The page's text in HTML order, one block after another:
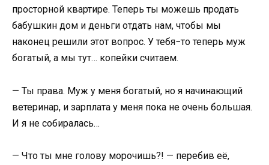
просторной квартире. Теперь ты можешь продать
бабушкин дом и деньги отдать нам, чтобы мы
наконец решили этот вопрос. У тебя−то теперь муж
богатый, а мы тут… копейки считаем.
— Ты права. Муж у меня богатый, но я начинающий
ветеринар, и зарплата у меня пока не очень большая.
И я не собиралась…
— Что ты мне голову морочишь?! — перебив её,